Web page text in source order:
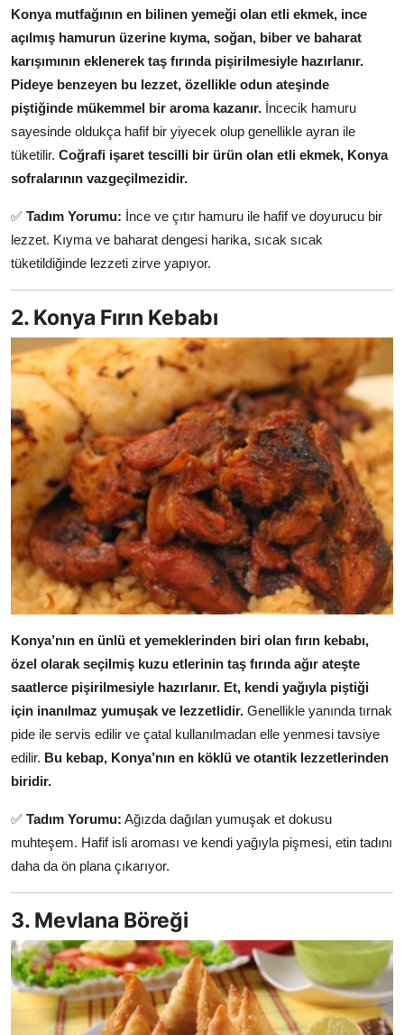
Anne & Bebek Beslenmesi
Mutfak Sırları & Teknikler
Gıda Sözlüğü & Nedir?
Yemek Tarifleri & Menüler
Konya mutfağının en bilinen yemeği olan etli ekmek, ince
açılmış hamurun üzerine kıyma, soğan, biber ve baharat
karışımının eklenerek taş fırında pişirilmesiyle hazırlanır.
Pideye benzeyen bu lezzet, özellikle odun ateşinde
piştiğinde mükemmel bir aroma kazanır. İncecik hamuru
sayesinde oldukça hafif bir yiyecek olup genellikle ayran ile
tüketilir. Coğrafi işaret tescilli bir ürün olan etli ekmek, Konya
sofralarının vazgeçilmezidir.
✅ Tadım Yorumu: İnce ve çıtır hamuru ile hafif ve doyurucu bir
lezzet. Kıyma ve baharat dengesi harika, sıcak sıcak
tüketildiğinde lezzeti zirve yapıyor.
2. Konya Fırın Kebabı
Konya’nın en ünlü et yemeklerinden biri olan fırın kebabı,
özel olarak seçilmiş kuzu etlerinin taş fırında ağır ateşte
saatlerce pişirilmesiyle hazırlanır. Et, kendi yağıyla piştiği
için inanılmaz yumuşak ve lezzetlidir. Genellikle yanında tırnak
pide ile servis edilir ve çatal kullanılmadan elle yenmesi tavsiye
edilir. Bu kebap, Konya’nın en köklü ve otantik lezzetlerinden
biridir.
✅ Tadım Yorumu: Ağızda dağılan yumuşak et dokusu
muhteşem. Hafif isli aroması ve kendi yağıyla pişmesi, etin tadını
daha da ön plana çıkarıyor.
3. Mevlana Böreği